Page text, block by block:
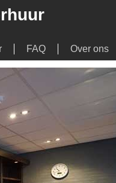
FAQ Over ons